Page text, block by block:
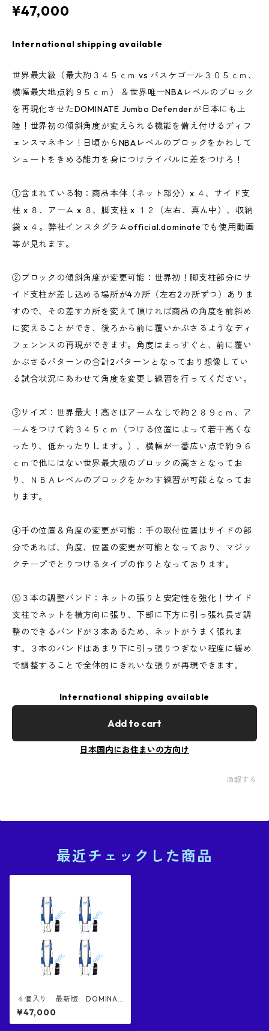
¥47,000
International shipping available
世界最大級（最大約３４５ｃｍ vs バスケゴール３０５ｃｍ、
横幅最大地点約９５ｃｍ） ＆世界唯一NBAレベルのブロック
を再現化させたDOMINATE Jumbo Defenderが日本にも上
陸！世界初の傾斜角度が変えられる機能を備え付けるディフ
ェンスマネキン！日頃からNBAレベルのブロックをかわして
シュートをきめる能力を身につけライバルに差をつけろ！
①含まれている物：商品本体（ネット部分）x ４、サイド支
柱 x ８、アーム x ８、脚支柱 x １２（左右、真ん中）、収納
袋 x ４。弊社インスタグラムofficial.dominateでも使用動画
等が見れます。
②ブロックの傾斜角度が変更可能：世界初！脚支柱部分にサ
イド支柱が差し込める場所が4カ所（左右2カ所ずつ）ありま
すので、その差すカ所を変えて頂ければ商品の角度を前斜め
に変えることができ、後ろから前に覆いかぶさるようなディ
フェンンスの再現ができます。角度はまっすぐと、前に覆い
かぶさるパターンの合計2パターンとなっており想像してい
る試合状況にあわせて角度を変更し練習を行ってください。
③サイズ：世界最大！高さはアームなしで約２８９ｃｍ、ア
ームをつけて約３４５ｃｍ（つける位置によって若干高くな
ったり、低かったりします。）、横幅が一番広い点で約９６
ｃｍで他にはない世界最大級のブロックの高さとなってお
り、ＮＢＡレベルのブロックをかわす練習が可能となってお
ります。
④手の位置＆角度の変更が可能：手の取付位置はサイドの部
分であれば、角度、位置の変更が可能となっており、マジッ
クテープでとりつけるタイプの作りとなっております。
⑤３本の調整バンド：ネットの張りと安定性を強化！サイド
支柱でネットを横方向に張り、下部に下方に引っ張れ長さ調
整のできるバンドが３本あるため、ネットがうまく張れま
す。３本のバンドはあまり下に引っ張りつぎない程度に緩め
で調整することで全体的にきれいな張りが再現できます。
International shipping available
Add to cart
日本国内にお住まいの方向け
通報する
最近チェックした商品
４個入り 最新版 DOMINAT
E Jumbo Defender ジャン
ボ・ディフェンダー 正規
品 日本特許庁意匠登録済
¥47,000